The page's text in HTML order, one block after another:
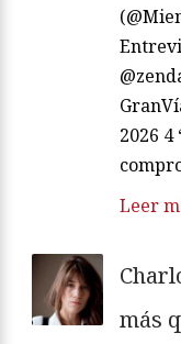
2026
Leer
más